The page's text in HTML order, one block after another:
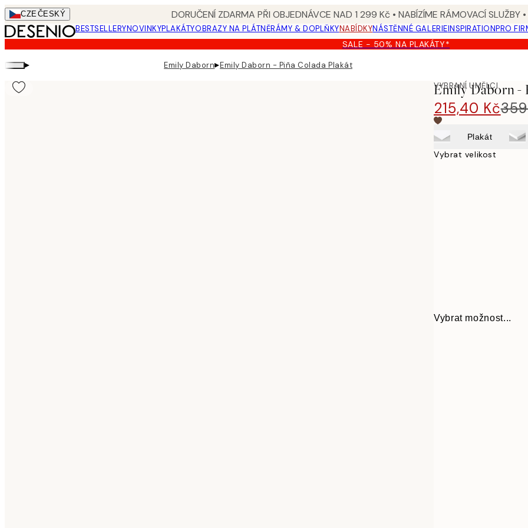
Skip
to
main
content.
CZEČESKÝ DORUČENÍ ZDARMA PŘI OBJEDNÁVCE NAD 1 299 Kč • NABÍZÍME RÁMOVACÍ SLUŽBY
BESTSELLERYNOVINKYPLAKÁTYOBRAZY NA PLÁTNĚRÁMY & DOPLŇKYNABÍDKYNÁSTĚNNÉ GALERIEINSPIRATIONPRO
SALE - 50% NA PLAKÁTY*
▸ Emily Daborn▸Emily Daborn - Piña Colada Plakát
VYBRANÍ UMĚLCI
Emily Daborn -
215,40 Kč
Plakát
Vybrat velikost
Vybrat možnost...